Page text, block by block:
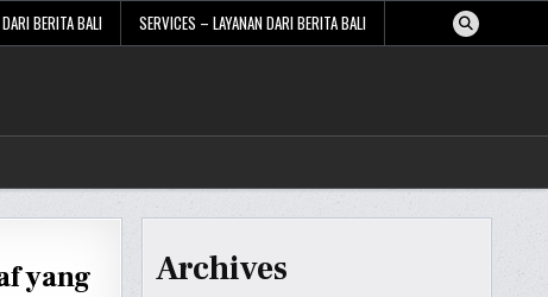
BERITA BALI SERVICES – LAYANAN DARI BERITA BALI
yang
Archives